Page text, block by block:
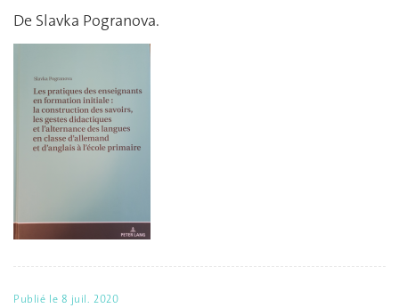
De Slavka Pogranova.
Publié le 8 juil. 2020